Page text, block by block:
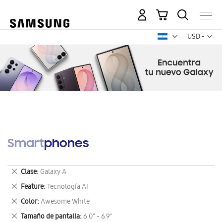
USD -
dólar
Mi carrito
Smartphones
Clase Galaxy A
Eliminar
este
artículo
Feature Tecnología AI
Eliminar
este
artículo
Color Awesome White
Eliminar
este
Tamaño de pantalla 6.0" - 6.9"
Eliminar